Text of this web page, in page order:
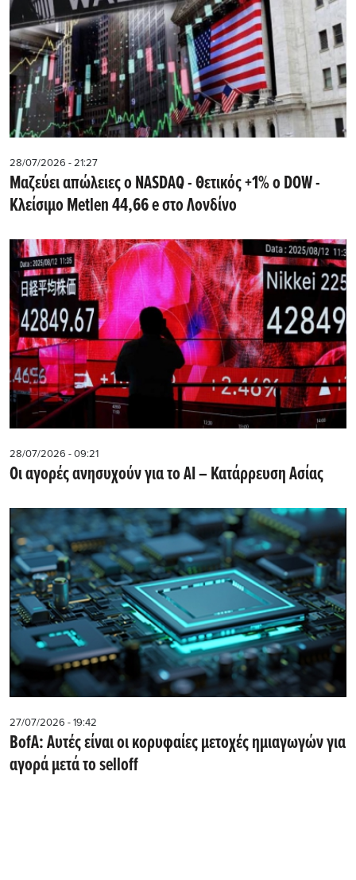
28/07/2026 - 21:27
Μαζεύει απώλειες ο NASDAQ - Θετικός +1% ο DOW -
Kλείσιμο Metlen 44,66 e στο Λονδίνο
28/07/2026 - 09:21
Οι αγορές ανησυχούν για το AI – Κατάρρευση Ασίας
27/07/2026 - 19:42
BofA: Αυτές είναι οι κορυφαίες μετοχές ημιαγωγών για
αγορά μετά το selloff